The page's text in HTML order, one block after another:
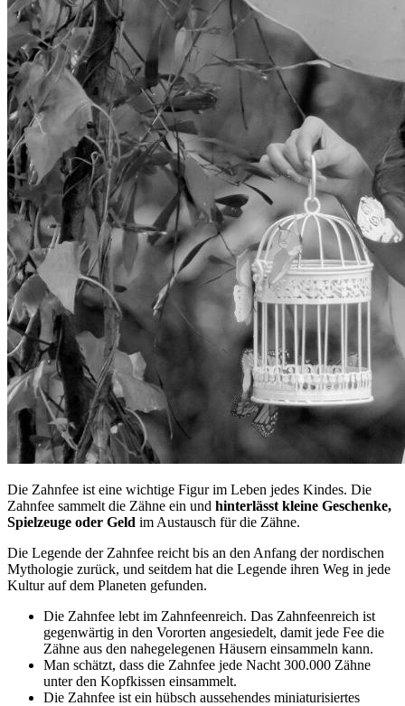
Die Zahnfee ist eine wichtige Figur im Leben jedes Kindes. Die
Zahnfee sammelt die Zähne ein und hinterlässt kleine Geschenke,
Spielzeuge oder Geld im Austausch für die Zähne.
Die Legende der Zahnfee reicht bis an den Anfang der nordischen
Mythologie zurück, und seitdem hat die Legende ihren Weg in jede
Kultur auf dem Planeten gefunden.
Die Zahnfee lebt im Zahnfeenreich. Das Zahnfeenreich ist
gegenwärtig in den Vororten angesiedelt, damit jede Fee die
Zähne aus den nahegelegenen Häusern einsammeln kann.
Man schätzt, dass die Zahnfee jede Nacht 300.000 Zähne
unter den Kopfkissen einsammelt.
Die Zahnfee ist ein hübsch aussehendes miniaturisiertes